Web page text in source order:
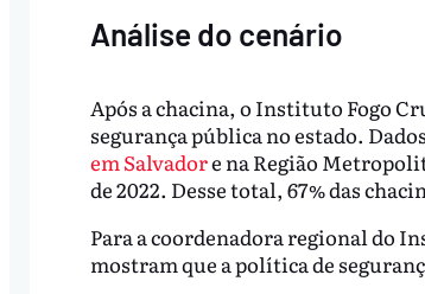
Análise do cenário
Após a chacina, o Instituto Fogo
segurança pública no estado.
em Salvadore na Região
de 2022. Desse total, 67% das
Para a coordenadora regional do
mostram que a política de